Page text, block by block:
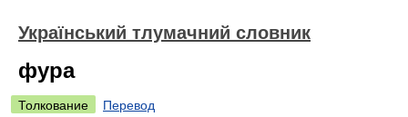
Український тлумачний словник
фура
Толкование
Перевод